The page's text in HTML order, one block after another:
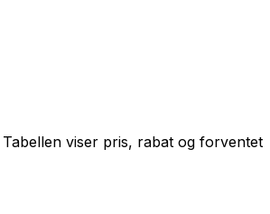
viser pris, rabat og forventet